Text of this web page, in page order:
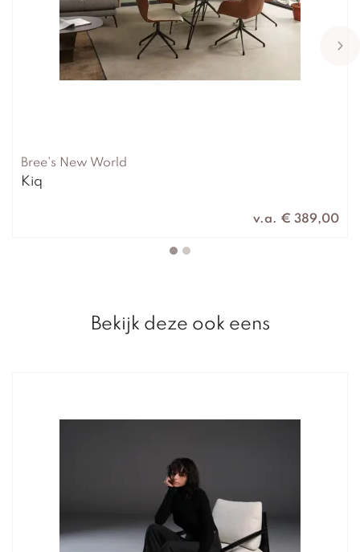
Bree's New World
Kiq
v.a. € 389,00
Bekijk deze ook eens